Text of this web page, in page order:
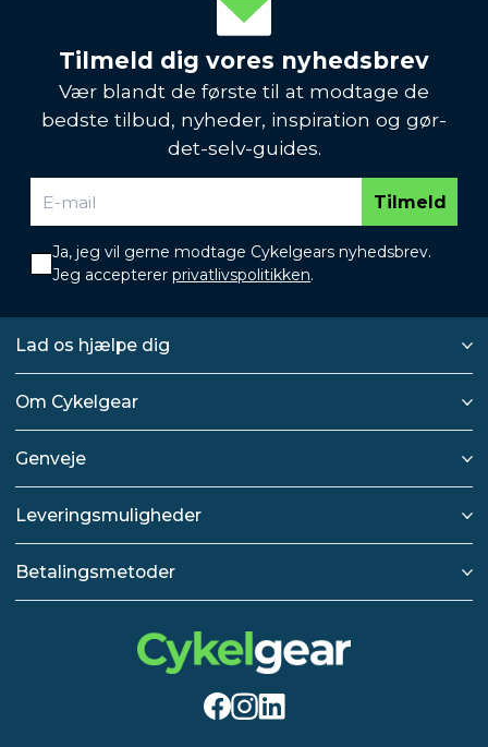
Tilmeld dig vores nyhedsbrev
Vær blandt de første til at modtage de
bedste tilbud, nyheder, inspiration og gør-
det-selv-guides.
Tilmeld
Ja, jeg vil gerne modtage Cykelgears nyhedsbrev.
Jeg accepterer privatlivspolitikken.
Lad os hjælpe dig
Om Cykelgear
Genveje
Leveringsmuligheder
Betalingsmetoder